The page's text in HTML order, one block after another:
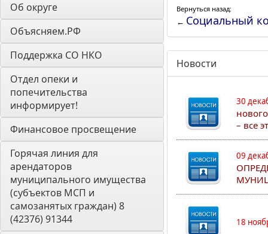
Об округе
Объясняем.РФ
Поддержка СО НКО
Отдел опеки и
попечительства
информирует!
Финансовое просвещение
Горячая линия для
арендаторов
муниципального имущества
(субъектов МСП и
самозанятых граждан) 8
(42376) 91344
Вернуться назад:
← Социальный
Новости
30
– все
09
18